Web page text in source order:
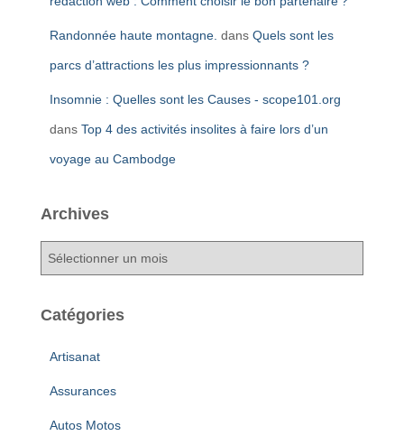
Randonnée haute montagne. dans Quels sont les
parcs d’attractions les plus impressionnants ?
Insomnie : Quelles sont les Causes - scope101.org
dans Top 4 des activités insolites à faire lors d’un
voyage au Cambodge
Archives
h
Catégories
Artisanat
Assurances
Autos Motos